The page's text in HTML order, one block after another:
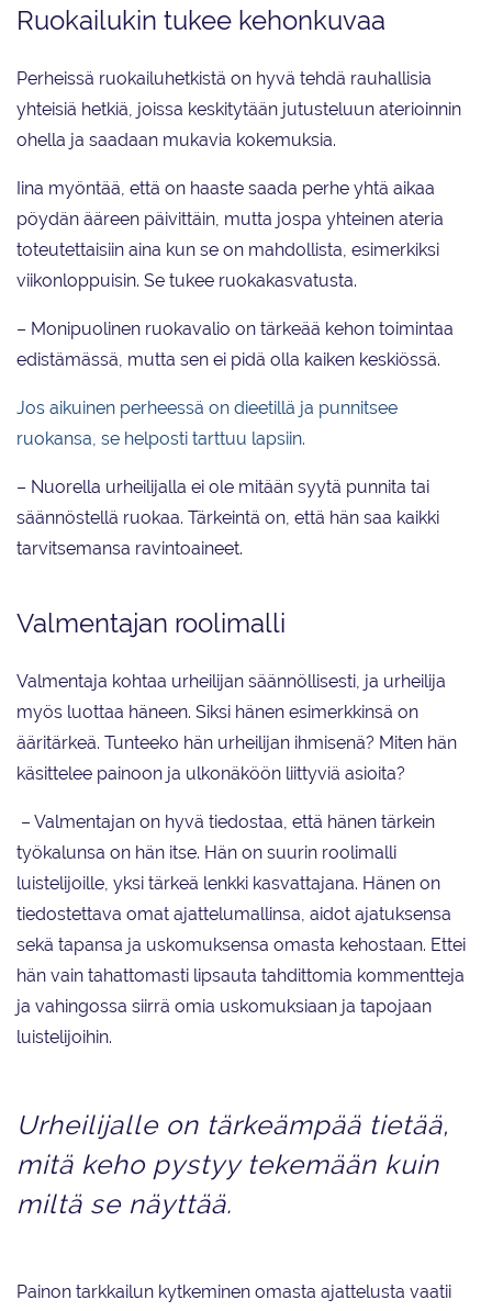
Ruokailukin tukee kehonkuvaa
Perheissä ruokailuhetkistä on hyvä tehdä rauhallisia
yhteisiä hetkiä, joissa keskitytään jutusteluun aterioinnin
ohella ja saadaan mukavia kokemuksia.
Iina myöntää, että on haaste saada perhe yhtä aikaa
pöydän ääreen päivittäin, mutta jospa yhteinen ateria
toteutettaisiin aina kun se on mahdollista, esimerkiksi
viikonloppuisin. Se tukee ruokakasvatusta.
– Monipuolinen ruokavalio on tärkeää kehon toimintaa
edistämässä, mutta sen ei pidä olla kaiken keskiössä.
Jos aikuinen perheessä on dieetillä ja punnitsee
ruokansa, se helposti tarttuu lapsiin.
– Nuorella urheilijalla ei ole mitään syytä punnita tai
säännöstellä ruokaa. Tärkeintä on, että hän saa kaikki
tarvitsemansa ravintoaineet.
Valmentajan roolimalli
Valmentaja kohtaa urheilijan säännöllisesti, ja urheilija
myös luottaa häneen. Siksi hänen esimerkkinsä on
ääritärkeä. Tunteeko hän urheilijan ihmisenä? Miten hän
käsittelee painoon ja ulkonäköön liittyviä asioita?
– Valmentajan on hyvä tiedostaa, että hänen tärkein
työkalunsa on hän itse. Hän on suurin roolimalli
luistelijoille, yksi tärkeä lenkki kasvattajana. Hänen on
tiedostettava omat ajattelumallinsa, aidot ajatuksensa
sekä tapansa ja uskomuksensa omasta kehostaan. Ettei
hän vain tahattomasti lipsauta tahdittomia kommentteja
ja vahingossa siirrä omia uskomuksiaan ja tapojaan
luistelijoihin.
Urheilijalle on tärkeämpää tietää,
mitä keho pystyy tekemään kuin
miltä se näyttää.
Painon tarkkailun kytkeminen omasta ajattelusta vaatii